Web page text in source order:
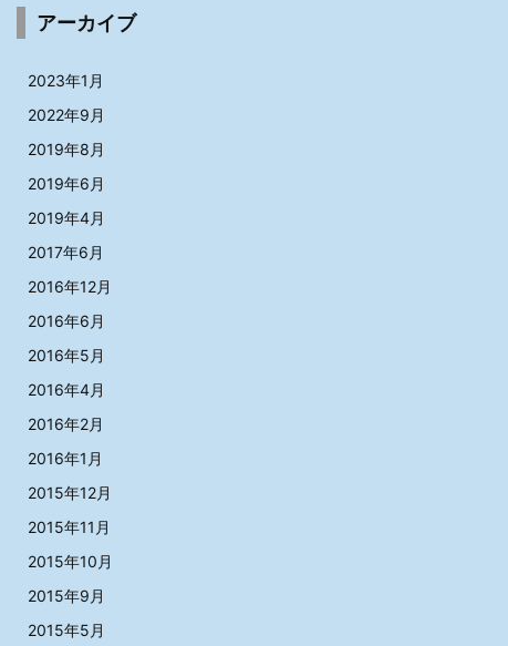
アーカイブ
2023年1月
2022年9月
2019年8月
2019年6月
2019年4月
2017年6月
2016年12月
2016年6月
2016年5月
2016年4月
2016年2月
2016年1月
2015年12月
2015年11月
2015年10月
2015年9月
2015年5月